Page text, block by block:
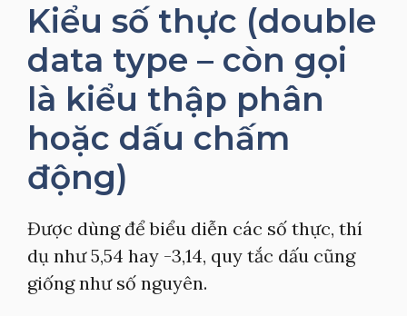
Kiểu số thực (double
data type – còn gọi
là kiểu thập phân
hoặc dấu chấm
động)
Được dùng để biểu diễn các số thực, thí
dụ như 5,54 hay -3,14, quy tắc dấu cũng
giống như số nguyên.